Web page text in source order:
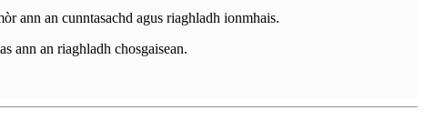
ann an cunntasachd agus riaghladh ionmhais.
ann an riaghladh chosgaisean.